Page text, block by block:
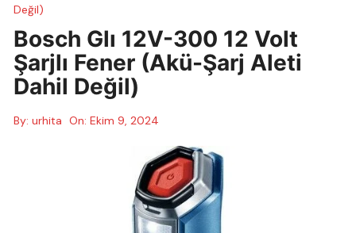
Değil)
Bosch Glı 12V-300 12 Volt
Şarjlı Fener (Akü-Şarj Aleti
Dahil Değil)
By: urhita On:Ekim 9, 2024